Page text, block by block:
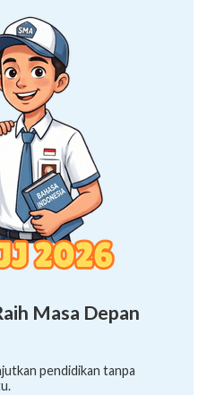
Masa Depan
pendidikan tanpa